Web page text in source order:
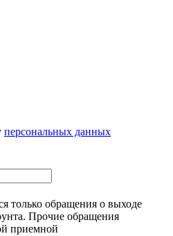
персональных данных
только обращения о выходе
Прочие обращения
приемной